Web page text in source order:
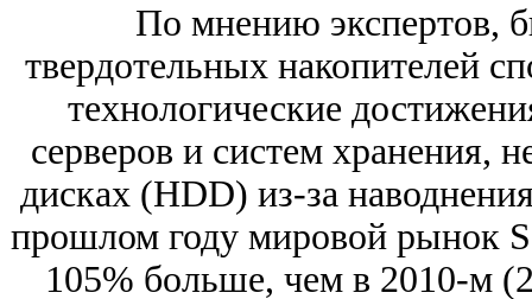
По мнению экспертов,
твердотельных накопителей
технологические
серверов и систем хранения,
дисках (HDD) из-за
прошлом году мировой рынок
105% больше, чем в 2010-м